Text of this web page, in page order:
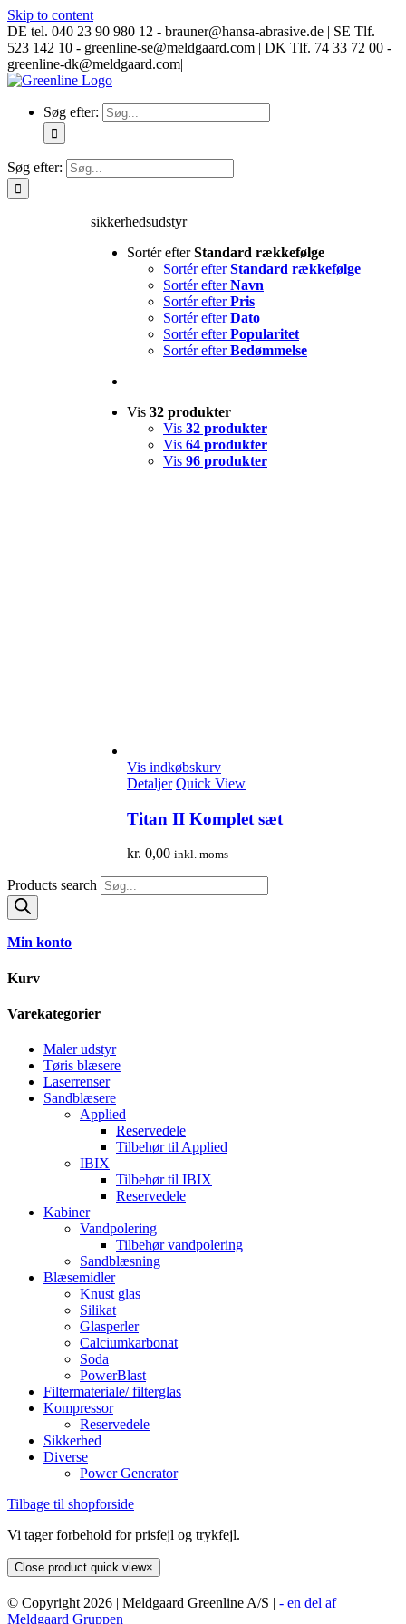
Skip to content
DE tel. 040 23 90 980 12 - brauner@hansa-abrasive.de | SE Tlf.
523 142 10 - greenline-se@meldgaard.com | DK Tlf. 74 33 72 00 -
greenline-dk@meldgaard.com|
Søg efter:
Søg efter:
sikkerhedsudstyr
Sortér efterStandard rækkefølge
Sortér efterStandard rækkefølge
Sortér efterNavn
Sortér efterPris
Sortér efterDato
Sortér efterPopularitet
Sortér efterBedømmelse
Vis 32 produkter
Vis 32 produkter
Vis 64 produkter
Vis 96 produkter
Vis indkøbskurv
Detaljer Quick View
Titan II Komplet sæt
kr. 0,00 inkl. moms
Products search
Min konto
Kurv
Varekategorier
Maler udstyr
Tøris blæsere
Laserrenser
Sandblæsere
Applied
Reservedele
Tilbehør til Applied
IBIX
Tilbehør til IBIX
Reservedele
Kabiner
Vandpolering
Tilbehør vandpolering
Sandblæsning
Blæsemidler
Knust glas
Silikat
Glasperler
Calciumkarbonat
Soda
PowerBlast
Filtermateriale/ filterglas
Kompressor
Reservedele
Sikkerhed
Diverse
Power Generator
Tilbage til shopforside
Vi tager forbehold for prisfejl og trykfejl.
Close product quick view×
© Copyright 2026 | Meldgaard Greenline A/S | - en del af
Meldgaard Gruppen